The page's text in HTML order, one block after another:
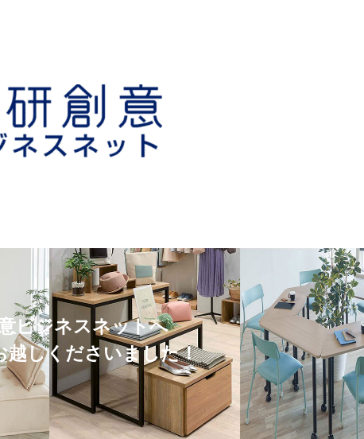
ビジネスネットへ
越しくださいました！